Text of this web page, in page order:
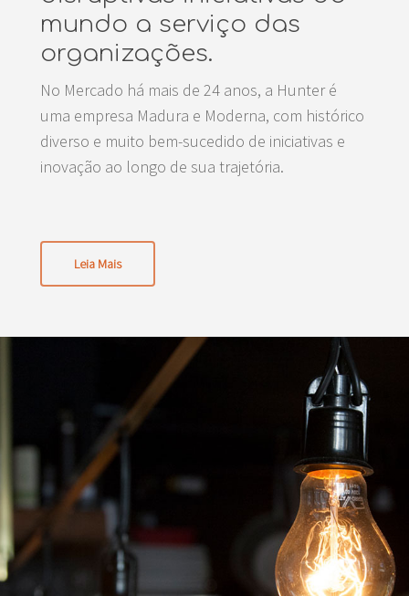
mundo a serviço das
organizações.
No Mercado há mais de 24 anos, a Hunter é
uma empresa Madura e Moderna, com histórico
diverso e muito bem-sucedido de iniciativas e
inovação ao longo de sua trajetória.
Leia Mais